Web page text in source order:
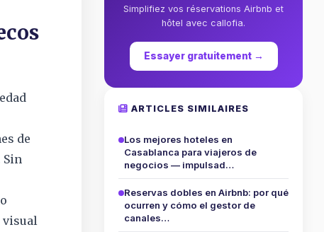
de
Sin
visual
Simplifiez vos réservations Airbnb et
hôtel avec callofia.
Essayer gratuitement →
ARTICLES SIMILAIRES
Los mejores hoteles en
Casablanca para viajeros de
negocios — impulsad…
Reservas dobles en Airbnb: por qué
ocurren y cómo el gestor de
canales…